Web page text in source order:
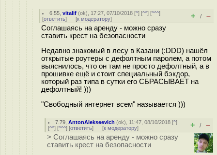
6.55 ,vitalif (ok), 17:27, 07/10/2018 [^] [^^] [^^^]
[ответить] [к модератору] + / –
Соглашаясь на аренду - можно сразу
ставить крест на безопасности
Недавно знакомый в лесу в Казани (:DDD) нашёл
открытые роутеры с дефолтным паролем, а потом
выяснилось, что он там не просто дефолтный, а в
прошивке ещё и стоит специальный бэкдор,
который раз типа в сутки его СБРАСЫВАЕТ на
дефолтный! )))
"Свободный интернет всем" называется )))
7.79 ,AntonAlekseevich (ok), 11:47, 08/10/2018 [^]
[^^] [^^^] [ответить] [к модератору] + / –
> Соглашаясь на аренду - можно сразу
ставить крест на безопасности